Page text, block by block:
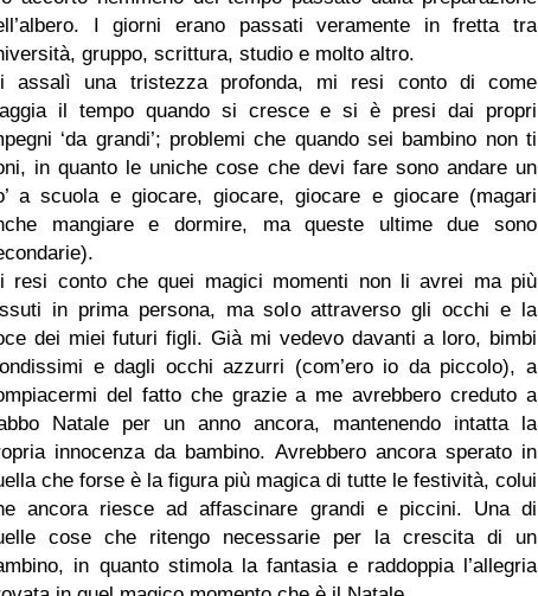
I giorni erano passati veramente in fretta tra
gruppo, scrittura, studio e molto altro.
assalì una tristezza profonda, mi resi conto di come
il tempo quando si cresce e si è presi dai propri
‘da grandi’; problemi che quando sei bambino non ti
in quanto le uniche cose che devi fare sono andare un
a scuola e giocare, giocare, giocare e giocare (magari
mangiare e dormire, ma queste ultime due sono
resi conto che quei magici momenti non li avrei ma più
in prima persona, ma solo attraverso gli occhi e la
dei miei futuri figli. Già mi vedevo davanti a loro, bimbi
e dagli occhi azzurri (com’ero io da piccolo), a
del fatto che grazie a me avrebbero creduto a
Natale per un anno ancora, mantenendo intatta la
innocenza da bambino. Avrebbero ancora sperato in
che forse è la figura più magica di tutte le festività, colui
ancora riesce ad affascinare grandi e piccini. Una di
cose che ritengo necessarie per la crescita di un
in quanto stimola la fantasia e raddoppia l’allegria